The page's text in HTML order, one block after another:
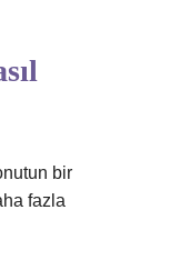
bir
fazla